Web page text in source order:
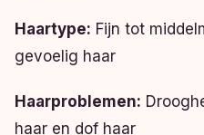
Haartype: Fijn tot
gevoelig haar
Haarproblemen:
haar en dof haar